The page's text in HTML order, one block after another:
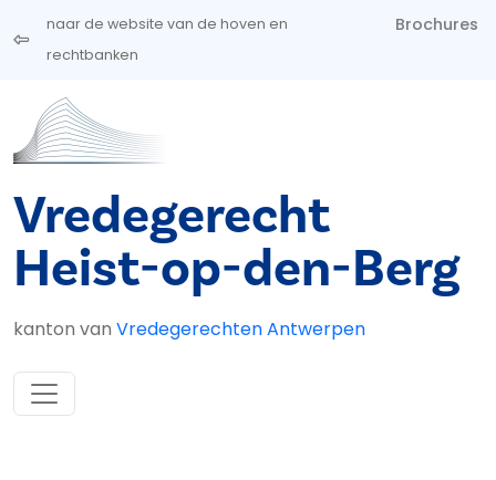
Overslaan en naar de inhoud gaan
naar de website van de hoven en
rechtbanken
Brochures
Vredegerecht
Heist-op-den-Berg
kanton van Vredegerechten Antwerpen